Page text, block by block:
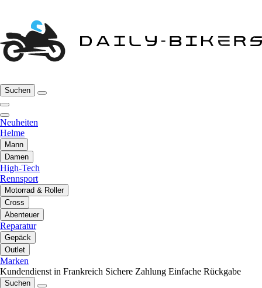
Suchen
Neuheiten
Helme
Mann
Damen
High-Tech
Rennsport
Motorrad & Roller
Cross
Abenteuer
Reparatur
Gepäck
Outlet
Marken
Kundendienst in Frankreich Sichere Zahlung Einfache Rückgabe
Suchen